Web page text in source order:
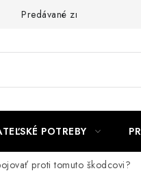
Predávané značky
POTREBY
proti tomuto škodcovi?